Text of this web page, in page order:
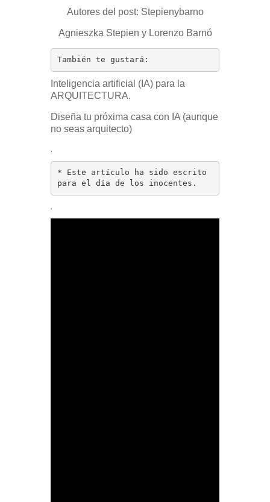
Autores del post: Stepienybarno
Agnieszka Stepien y Lorenzo Barnó
También te gustará:
Inteligencia artificial (IA) para la
ARQUITECTURA.
Diseña tu próxima casa con IA (aunque
no seas arquitecto)
.
* Este artículo ha sido escrito
para el día de los inocentes.
.